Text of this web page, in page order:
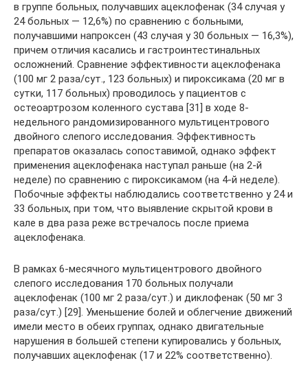
в группе больных, получавших ацеклофенак (34 случая у
24 больных — 12,6%) по сравнению с больными,
получавшими напроксен (43 случая у 30 больных — 16,3%),
причем отличия касались и гастроинтестинальных
осложнений. Сравнение эффективности ацеклофенака
(100 мг 2 раза/сут., 123 больных) и пироксикама (20 мг в
сутки, 117 больных) проводилось у пациентов с
остеоартрозом коленного сустава [31] в ходе 8-
недельного рандомизированного мультицентрового
двойного слепого исследования. Эффективность
препаратов оказалась сопоставимой, однако эффект
применения ацеклофенака наступал раньше (на 2-й
неделе) по сравнению с пироксикамом (на 4-й неделе).
Побочные эффекты наблюдались соответственно у 24 и
33 больных, при том, что выявление скрытой крови в
кале в два раза реже встречалось после приема
ацеклофенака.
В рамках 6-месячного мультицентрового двойного
слепого исследования 170 больных получали
ацеклофенак (100 мг 2 раза/сут.) и диклофенак (50 мг 3
раза/сут.) [29]. Уменьшение болей и облегчение движений
имели место в обеих группах, однако двигательные
нарушения в большей степени купировались у больных,
получавших ацеклофенак (17 и 22% соответственно).